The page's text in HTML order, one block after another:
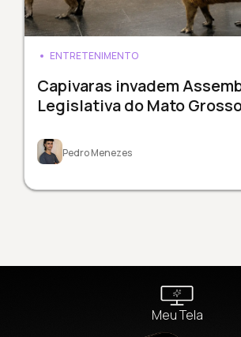
ENTRETENIMENTO
Capivaras invadem
Legislativa do Mato
Pedro Menezes
Meu Tela